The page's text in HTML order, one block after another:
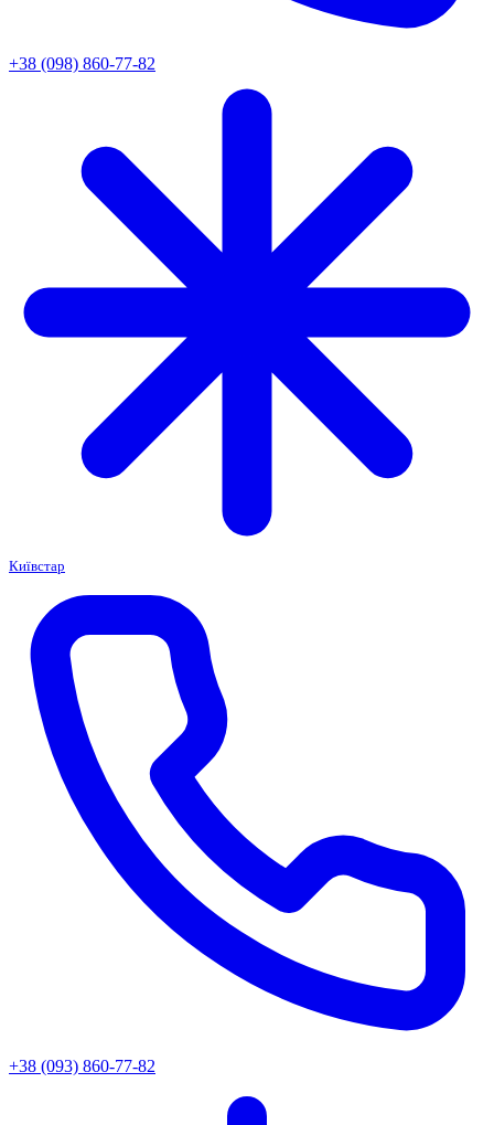
+38 (098) 860-77-82
Київстар
+38 (093) 860-77-82